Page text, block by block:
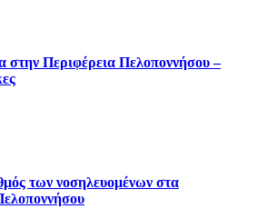
στην Περιφέρεια Πελοποννήσου –
των νοσηλευομένων στα